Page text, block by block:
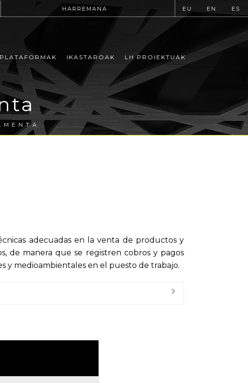
HARREMANA EU EN ES
PLATAFORMAK IKASTAROAK LH PROIEKTUAK
adecuadas en la venta de productos y
de manera que se registren cobros y pagos
y medioambientales en el puesto de trabajo.